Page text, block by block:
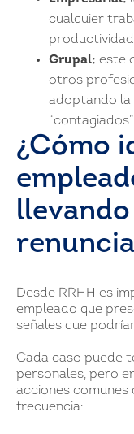
cualquier
Grupal: este
otros
adoptando la
¿Cómo
Desde RRHH es
empleado que
señales que
Cada caso puede
personales, pero
acciones comunes
frecuencia: